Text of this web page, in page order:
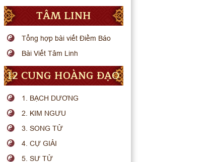
TÂM LINH
Tổng hợp bài viết Điềm Báo
Bài Viết Tâm Linh
12 CUNG HOÀNG ĐẠO
1. BẠCH DƯƠNG
2. KIM NGƯU
3. SONG TỬ
4. CỰ GIẢI
5. SƯ TỬ